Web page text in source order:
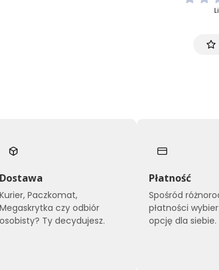
Dostawa
Kurier, Paczkomat,
Megaskrytka czy odbiór
osobisty? Ty decydujesz.
Płatność
Spośród
płatności
opcję dla siebie.